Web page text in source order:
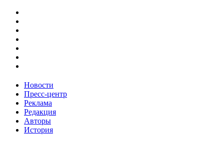
Новости
Пресс-центр
Реклама
Редакция
Авторы
История